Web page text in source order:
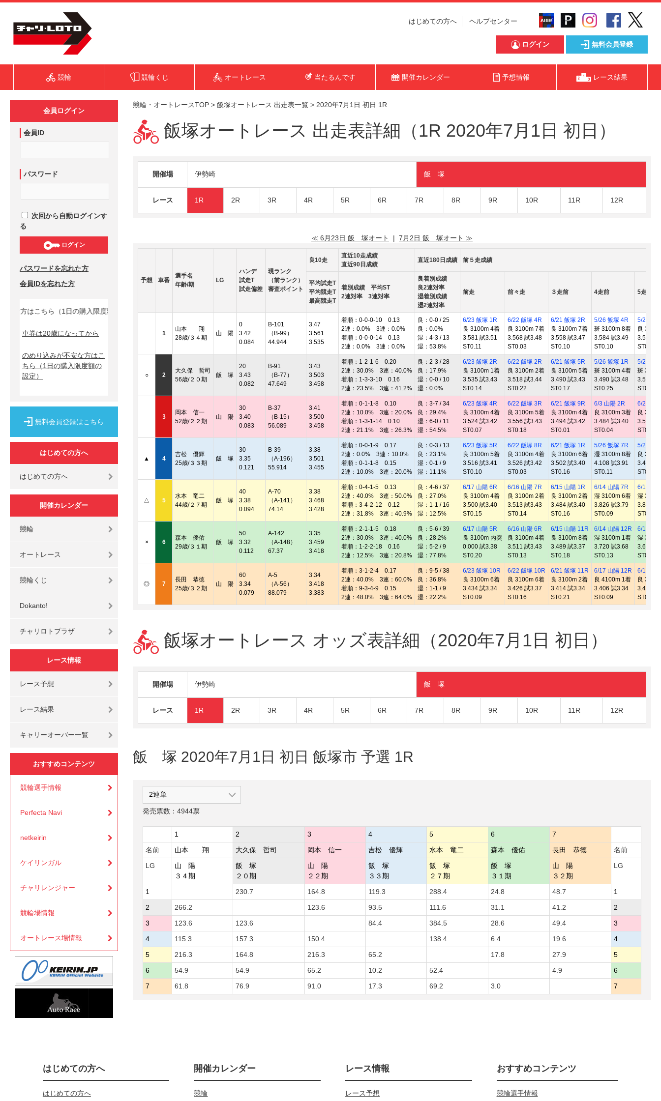
はじめての方へ ヘルプセンター
ログイン 無料会員登録
競輪 競輪くじ オートレース 当たるんです 開催カレンダー 予想情報 レース結果
会員ログイン
会員ID
パスワード
次回から自動ログインす
る
ログイン
パスワードを忘れた方
会員IDを忘れた方
はこちら（1日の購入限度額の設定）↓
車券は20歳になってから
のめり込みが不安な方はこ
ちら
（1日の購入限度額の
設定）
無料会員登録はこちら
はじめての方へ
はじめての方へ
開催カレンダー
競輪
オートレース
競輪くじ
Dokanto!
チャリロトプラザ
レース情報
レース予想
レース結果
キャリーオーバー一覧
おすすめコンテンツ
競輪選手情報
Perfecta Navi
netkeirin
ケイリンガル
チャリレンジャー
競輪場情報
オートレース場情報
競輪・オートレースTOP > 飯塚オートレース 出走表一覧 > 2020年7月1日 初日 1R
飯塚オートレース 出走表詳細（1R 2020年7月1日 初日）
開催場 伊勢崎 飯 塚
レース 1R 2R 3R 4R 5R 6R 7R 8R 9R 10R 11R 12R
≪ 6月23日 飯 塚オート | 7月2日 飯 塚オート ≫
予想 車番
選手名
年齢/期
LG
ハンデ
試走T
試走偏差
現ランク
（前ランク）
審査ポイント
良10走
直近10走成績
直近90日成績
直近180日成績 前５走成績
平均試走T
平均競走T
最高競走T
着別成績 平均ST
2連対率 3連対率
良着別成績
良2連対率
湿着別成績
湿2連対率
前走 前々走 ３走前 4走前 5走前
1
山本 翔
28歳/３４期
山 陽
0
3.42
0.084
B-101
（B-99）
44.944
3.47
3.561
3.535
着順：0-0-0-10 0.13
2連：0.0% 3連：0.0%
着順：0-0-0-14 0.13
2連：0.0% 3連：0.0%
良：0-0 / 25
良：0.0%
湿：4-3 / 13
湿：53.8%
6/23 飯塚 1R
良 3100m 4着
3.581 試3.51
ST0.11
6/22 飯塚 4R
良 3100m 7着
3.568 試3.48
ST0.03
6/21 飯塚 2R
良 3100m 7着
3.558 試3.47
ST0.10
5/26 飯塚 4R
斑 3100m 8着
3.584 試3.49
ST0.10
5/25 飯
良
3.553
ST0.16
○ 2
大久保 哲司
56歳/２０期
飯 塚
20
3.43
0.082
B-91
（B-77）
47.649
3.43
3.503
3.458
着順：1-2-1-6 0.20
2連：30.0% 3連：40.0%
着順：1-3-3-10 0.16
2連：23.5% 3連：41.2%
良：2-3 / 28
良：17.9%
湿：0-0 / 10
湿：0.0%
6/23 飯塚 2R
良 3100m 1着
3.535 試3.43
ST0.14
6/22 飯塚 2R
良 3100m 2着
3.518 試3.44
ST0.22
6/21 飯塚 5R
良 3100m 5着
3.490 試3.43
ST0.17
5/26 飯塚 1R
斑 3100m 4着
3.490 試3.48
ST0.25
5/25 飯
斑
3.510
ST0.16
3
岡本 信一
52歳/２２期
山 陽
30
3.40
0.083
B-37
（B-15）
56.089
3.41
3.500
3.458
着順：0-1-1-8 0.10
2連：10.0% 3連：20.0%
着順：1-3-1-14 0.10
2連：21.1% 3連：26.3%
良：3-7 / 34
良：29.4%
湿：6-0 / 11
湿：54.5%
6/23 飯塚 4R
良 3100m 4着
3.524 試3.42
ST0.07
6/22 飯塚 3R
良 3100m 5着
3.556 試3.43
ST0.18
6/21 飯塚 9R
良 3100m 4着
3.494 試3.42
ST0.01
6/3 山陽 2R
良 3100m 3着
3.484 試3.40
ST0.04
6/2 山陽
良
3.523
ST0.03
▲ 4
吉松 優輝
25歳/３３期
飯 塚
30
3.35
0.121
B-39
（A-196）
55.914
3.38
3.501
3.455
着順：0-0-1-9 0.17
2連：0.0% 3連：10.0%
着順：0-1-1-8 0.15
2連：10.0% 3連：20.0%
良：0-3 / 13
良：23.1%
湿：0-1 / 9
湿：11.1%
6/23 飯塚 5R
良 3100m 5着
3.516 試3.41
ST0.10
6/22 飯塚 8R
良 3100m 4着
3.526 試3.42
ST0.03
6/21 飯塚 1R
良 3100m 6着
3.502 試3.40
ST0.16
5/26 飯塚 7R
湿 3100m 8着
4.108 試3.91
ST0.11
5/25 飯
良
3.481
ST0.19
△ 5
水本 竜二
44歳/２７期
飯 塚
40
3.38
0.094
A-70
（A-141）
74.14
3.38
3.468
3.428
着順：0-4-1-5 0.13
2連：40.0% 3連：50.0%
着順：3-4-2-12 0.12
2連：31.8% 3連：40.9%
良：4-6 / 37
良：27.0%
湿：1-1 / 16
湿：12.5%
6/17 山陽 6R
良 3100m 4着
3.500 試3.40
ST0.15
6/16 山陽 7R
良 3100m 2着
3.513 試3.43
ST0.14
6/15 山陽 1R
良 3100m 2着
3.484 試3.40
ST0.16
6/14 山陽 7R
湿 3100m 6着
3.826 試3.79
ST0.09
6/13 山
湿
3.800
ST0.12
× 6
森本 優佑
29歳/３１期
飯 塚
50
3.32
0.112
A-142
（A-148）
67.37
3.35
3.459
3.418
着順：2-1-1-5 0.18
2連：30.0% 3連：40.0%
着順：1-2-2-18 0.16
2連：12.5% 3連：20.8%
良：5-6 / 39
良：28.2%
湿：5-2 / 9
湿：77.8%
6/17 山陽 5R
良 3100m 内突
0.000 試3.38
ST0.20
6/16 山陽 6R
良 3100m 4着
3.511 試3.43
ST0.13
6/15 山陽 11R
良 3100m 8着
3.489 試3.37
ST0.18
6/14 山陽 12R
湿 3100m 1着
3.720 試3.68
ST0.13
6/13 山
湿
3.695
ST0.13
◎ 7
長田 恭徳
25歳/３２期
山 陽
60
3.34
0.079
A-5
（A-56）
88.079
3.34
3.418
3.383
着順：3-1-2-4 0.17
2連：40.0% 3連：60.0%
着順：9-3-4-9 0.15
2連：48.0% 3連：64.0%
良：9-5 / 38
良：36.8%
湿：1-1 / 9
湿：22.2%
6/23 飯塚 10R
良 3100m 6着
3.434 試3.34
ST0.09
6/22 飯塚 10R
良 3100m 6着
3.426 試3.37
ST0.16
6/21 飯塚 11R
良 3100m 2着
3.414 試3.34
ST0.21
6/17 山陽 12R
良 4100m 1着
3.406 試3.34
ST0.09
6/16 山
良
3.453
ST0.17
飯塚オートレース オッズ表詳細（2020年7月1日 初日）
開催場 伊勢崎 飯 塚
レース 1R 2R 3R 4R 5R 6R 7R 8R 9R 10R 11R 12R
飯 塚 2020年7月1日 初日 飯塚市 予選 1R
発売票数：4944票
1 2 3 4 5 6
7
名前
山本 翔 大久保 哲司 岡本 信一 吉松 優輝 水本 竜二 森本 優佑 長田 恭徳
名前
LG
山 陽
３４期
飯 塚
２０期
山 陽
２２期
飯 塚
３３期
飯 塚
２７期
飯 塚
３１期
山 陽
３２期
LG
1 230.7 164.8 119.3 288.4 24.8 48.7
1
2
266.2 123.6 93.5 111.6 31.1 41.2
2
3
123.6 123.6 84.4 384.5 28.6 49.4
3
4
115.3 157.3 150.4 138.4 6.4 19.6
4
5
216.3 164.8 216.3 65.2 17.8 27.9
5
6
54.9 54.9 65.2 10.2 52.4 4.9
6
7
61.8 76.9 91.0 17.3 69.2 3.0 7
はじめての方へ
はじめての方へ
開催カレンダー
競輪
レース情報
レース予想
おすすめコンテンツ
競輪選手情報